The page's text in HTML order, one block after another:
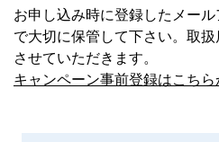
お申し込み時に登録したメー
で大切に保管して下さい。取
させていただきます。
キャンペーン事前登録はこちら